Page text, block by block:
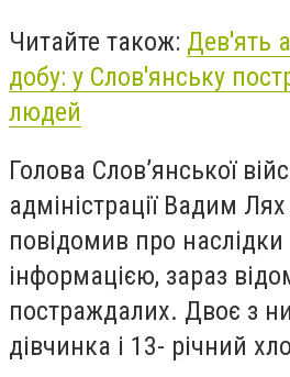
Читайте також: Дев'ять
добу: у Слов'янську
людей
Голова Слов’янської
адміністрації Вадим
повідомив про наслідки
інформацією, зараз
постраждалих. Двоє з
дівчинка і 13- річний